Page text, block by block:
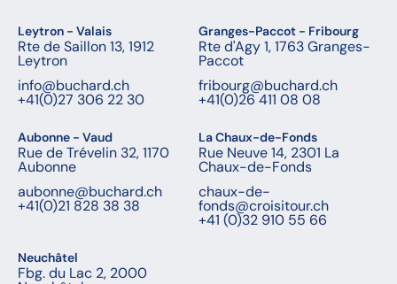
Leytron - Valais
Rte de Saillon 13, 1912
Leytron
info@buchard.ch
+41(0)27 306 22 30
Granges-Paccot - Fribourg
Rte d'Agy 1, 1763 Granges-
Paccot
fribourg@buchard.ch
+41(0)26 411 08 08
Aubonne - Vaud
Rue de Trévelin 32, 1170
Aubonne
aubonne@buchard.ch
+41(0)21 828 38 38
La Chaux-de-Fonds
Rue Neuve 14, 2301 La
Chaux-de-Fonds
chaux-de-
fonds@croisitour.ch
+41 (0)32 910 55 66
Neuchâtel
Fbg. du Lac 2, 2000